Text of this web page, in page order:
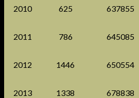
2010 625 637855
2011 786 645085
2012 1446 650554
2013 1338 678838